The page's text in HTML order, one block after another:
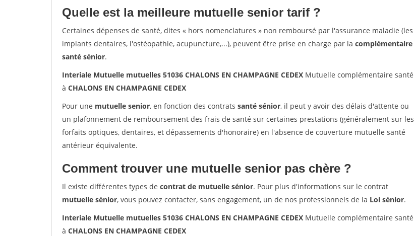
Quelle est la meilleure mutuelle senior tarif ?
Certaines dépenses de santé, dites « hors nomenclatures » non remboursé par l'assurance maladie (les
implants dentaires, l'ostéopathie, acupuncture,...), peuvent être prise en charge par la complémentaire
santé sénior.
Interiale Mutuelle mutuelles 51036 CHALONS EN CHAMPAGNE CEDEX Mutuelle complémentaire santé
à CHALONS EN CHAMPAGNE CEDEX
Pour une mutuelle senior, en fonction des contrats santé sénior, il peut y avoir des délais d'attente ou
un plafonnement de remboursement des frais de santé sur certaines prestations (généralement sur les
forfaits optiques, dentaires, et dépassements d'honoraire) en l'absence de couverture mutuelle santé
antérieur équivalente.
Comment trouver une mutuelle senior pas chère ?
Il existe différentes types de contrat de mutuelle sénior. Pour plus d'informations sur le contrat
mutuelle sénior, vous pouvez contacter, sans engagement, un de nos professionnels de la Loi sénior.
Interiale Mutuelle mutuelles 51036 CHALONS EN CHAMPAGNE CEDEX Mutuelle complémentaire santé
à CHALONS EN CHAMPAGNE CEDEX